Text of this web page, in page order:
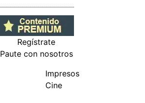
Regístrate
Paute con nosotros
Impresos
Cine